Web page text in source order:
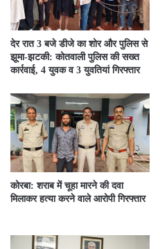
देर रात 3 बजे डीजे का शोर और पुलिस से
झूमा-झटकी: कोतवाली पुलिस की सख्त
कार्रवाई, 4 युवक व 3 युवतियां गिरफ्तार
कोरबा: शराब में चूहा मारने की दवा
मिलाकर हत्या करने वाले आरोपी गिरफ्तार